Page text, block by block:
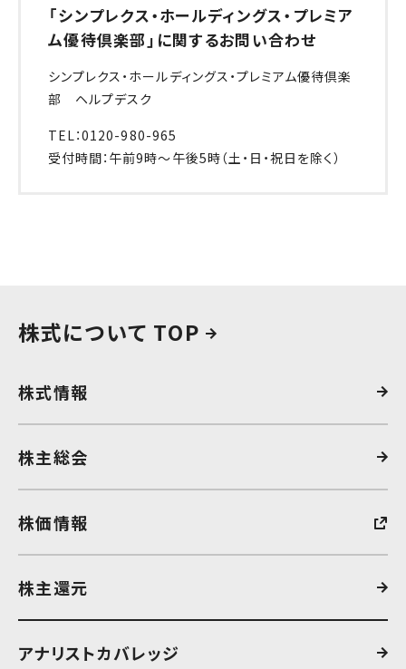
「シンプレクス・ホールディングス・プレミア
ム優待倶楽部」に関するお問い合わせ
シンプレクス・ホールディングス・プレミアム優待倶楽
部 ヘルプデスク
TEL：0120-980-965
受付時間：午前9時～午後5時（土・日・祝日を除く）
株式について TOP
株式情報
株主総会
株価情報
株主還元
アナリストカバレッジ